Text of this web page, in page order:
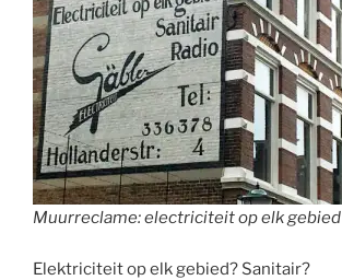
Muurreclame: electriciteit op elk gebied
Elektriciteit op elk gebied? Sanitair?